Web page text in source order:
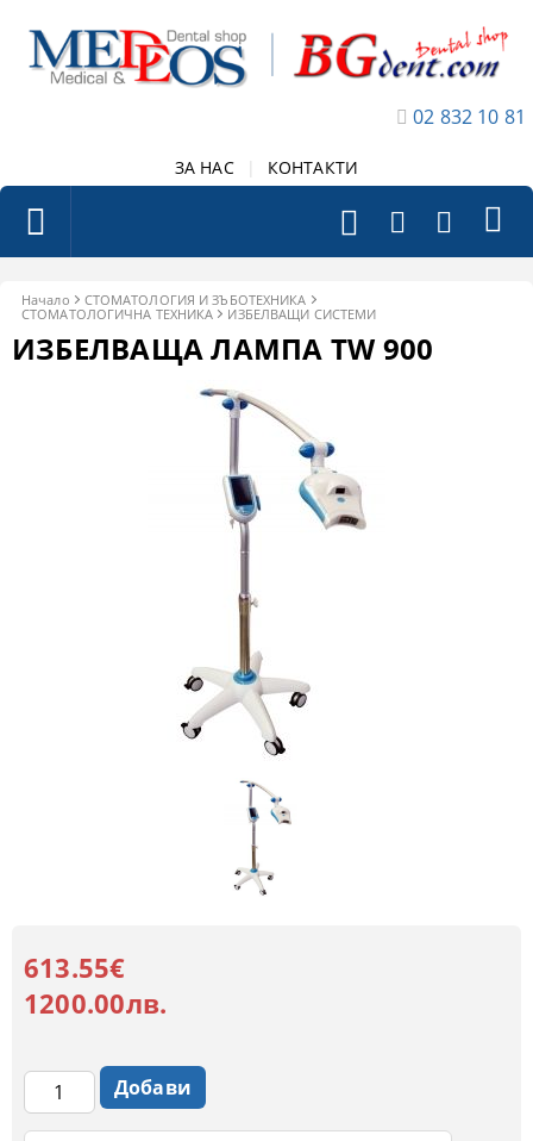
02 832 10 81
ЗА НАС КОНТАКТИ
Начало
СТОМАТОЛОГИЯ И ЗЪБОТЕХНИКА
СТОМАТОЛОГИЧНА ТЕХНИКА
ИЗБЕЛВАЩИ СИСТЕМИ
ИЗБЕЛВАЩА ЛАМПА TW 900
613.55€
1200.00лв.